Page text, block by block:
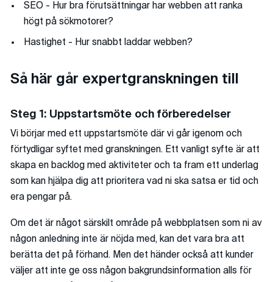
SEO - Hur bra förutsättningar har webben att ranka
högt på sökmotorer?
Hastighet - Hur snabbt laddar webben?
Så här går expertgranskningen till
Steg 1: Uppstartsmöte och förberedelser
Vi börjar med ett uppstartsmöte där vi går igenom och
förtydligar syftet med granskningen. Ett vanligt syfte är att
skapa en backlog med aktiviteter och ta fram ett underlag
som kan hjälpa dig att prioritera vad ni ska satsa er tid och
era pengar på.
Om det är något särskilt område på webbplatsen som ni av
någon anledning inte är nöjda med, kan det vara bra att
berätta det på förhand. Men det händer också att kunder
väljer att inte ge oss någon bakgrundsinformation alls för